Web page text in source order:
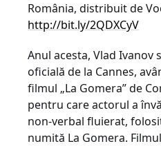
România, distribuit de
http://bit.ly/2QDXCyV
Anul acesta, Vlad
oficială de la Cannes,
filmul „La Gomera” de
pentru care actorul a
non-verbal fluierat,
numită La Gomera.